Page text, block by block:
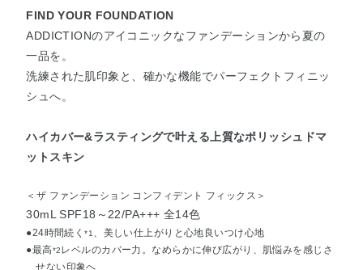
FIND YOUR FOUNDATION
ADDICTIONのアイコニックなファンデーションから夏の
一品を。
洗練された肌印象と、確かな機能でパーフェクトフィニッ
シュへ。
ハイカバー&ラスティングで叶える上質なポリッシュドマ
ットスキン
＜ザ ファンデーション コンフィデント フィックス＞
30mL SPF18～22/PA+++ 全14色
●24時間続く*1 、美しい仕上がりと心地良いつけ心地
●最高*2レベルのカバー力。なめらかに伸び広がり、肌悩みを感じさ
せない印象へ